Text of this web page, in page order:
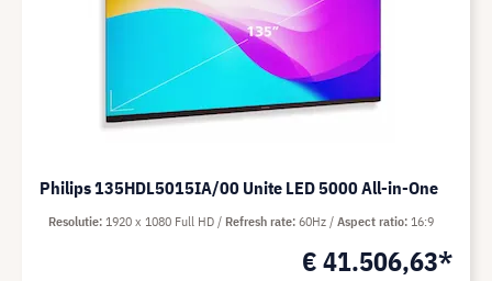
Philips 135HDL5015IA/00 Unite LED 5000 All-in-One
€ 41.506,63*
Resolutie 1920 x 1080 Full HD Refresh rate 60Hz Aspect ratio 16:9